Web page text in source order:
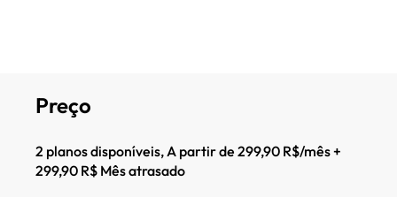
Preço
2 planos disponíveis, A partir de 299,90 R$/mês +
299,90 R$ Mês atrasado